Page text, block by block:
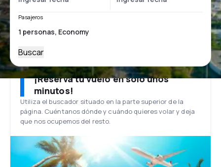
Pasajeros
Buscar
¡Reserva tu vuelo en solo unos
minutos!
Utiliza el buscador situado en la parte superior de la
página. Cuéntanos dónde y cuándo quieres volar y deja
que nos ocupemos del resto.